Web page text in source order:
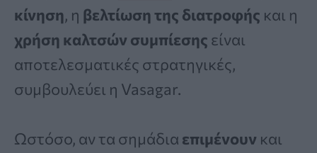
κίνηση, η βελτίωση της διατροφής και η
χρήση καλτσών συμπίεσης είναι
αποτελεσματικές στρατηγικές,
συμβουλεύει η Vasagar.
Ωστόσο, αν τα σημάδια επιμένουν και